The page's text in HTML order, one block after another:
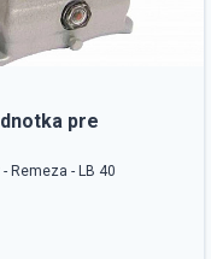
pre
Remeza - LB 40